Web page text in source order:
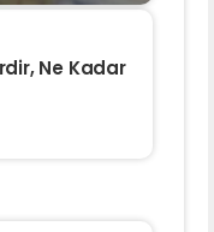
Ne Kadar